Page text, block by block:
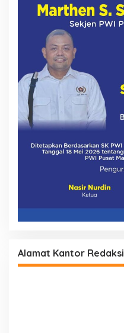
Alamat Kantor Redaksi